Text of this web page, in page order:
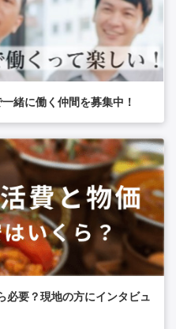
本の
・祝日は日本のカレンダーに準
A：2年以上のビジネス関連実
ネス関連学部（商学部や経済
：5年以上の就業経験+四年制
よる電話対応（ハイクラス人
およびビジネス慣習を深く理
ケーション/TOEIC 750点程
での勤務経験 ・AIの活用経験
緒に働く仲間を募集中！
必要？現地の方にインタビュ